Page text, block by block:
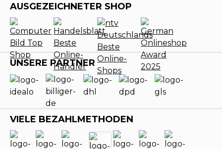
AUSGEZEICHNETER SHOP
UNSERE PARTNER
VIELE BEZAHLMETHODEN